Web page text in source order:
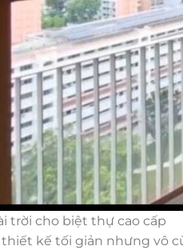
trời cho biệt thự cao cấp
thiết kế tối giản nhưng vô